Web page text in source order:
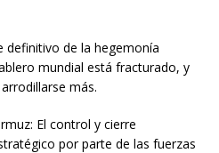
definitivo de la hegemonía
mundial está fracturado, y
más.
El control y cierre
por parte de las fuerzas